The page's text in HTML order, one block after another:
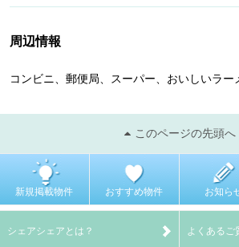
周辺情報
コンビニ、郵便局、スーパー、おいしいラー
このページの先頭へ
新規掲載物件 おすすめ物件 お知ら
シェアシェアとは？ よくあるご